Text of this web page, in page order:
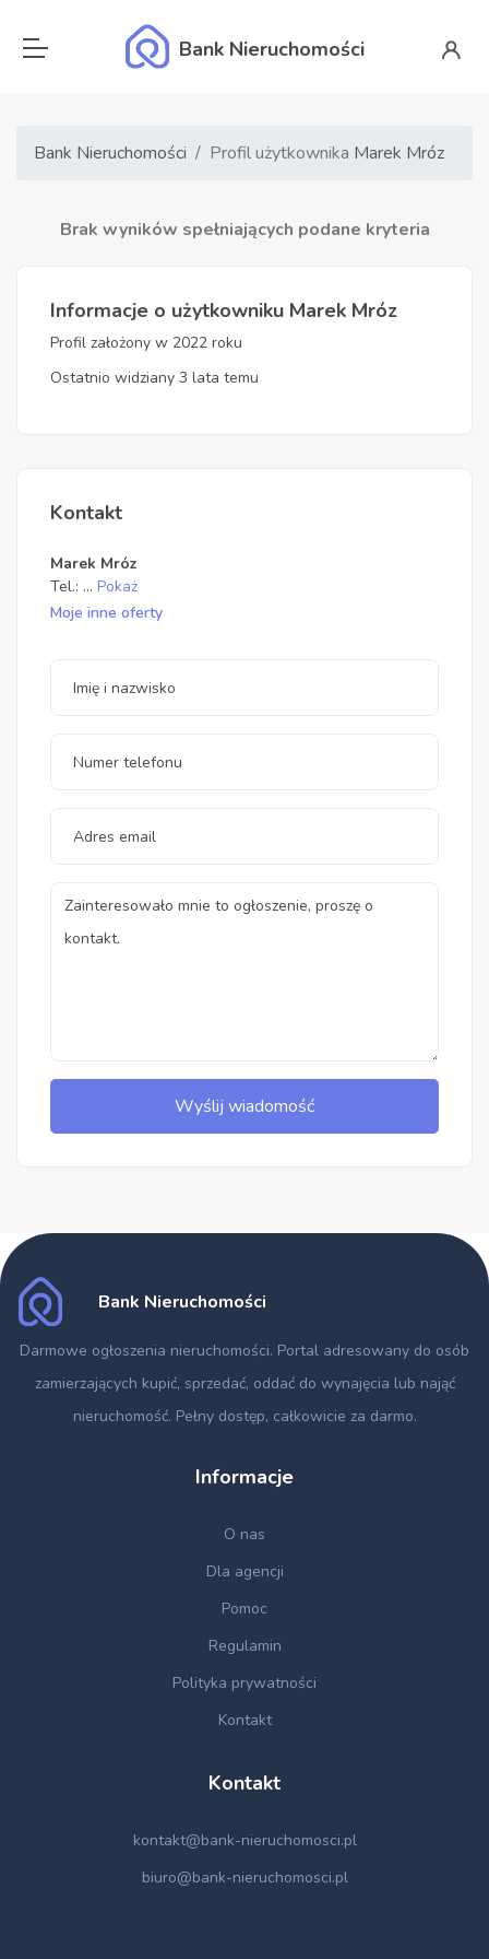
Bank Nieruchomości
Bank Nieruchomości Profil użytkownika Marek Mróz
Brak wyników spełniających podane kryteria
Informacje o użytkowniku Marek Mróz
Profil założony w 2022 roku
Ostatnio widziany 3 lata temu
Kontakt
Marek Mróz
Tel.: ... Pokaż
Moje inne oferty
Wyślij wiadomość
Bank Nieruchomości
Darmowe ogłoszenia nieruchomości. Portal adresowany do osób
zamierzających kupić, sprzedać, oddać do wynajęcia lub nająć
nieruchomość. Pełny dostęp, całkowicie za darmo.
Informacje
O nas
Dla agencji
Pomoc
Regulamin
Polityka prywatności
Kontakt
Kontakt
kontakt@bank-nieruchomosci.pl
biuro@bank-nieruchomosci.pl